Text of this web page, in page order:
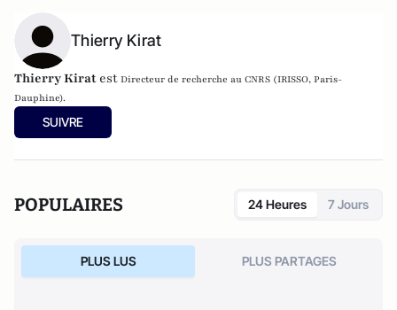
Thierry Kirat
Thierry Kirat est Directeur de recherche au CNRS (IRISSO, Paris-
Dauphine).
SUIVRE
POPULAIRES 24 Heures 7 Jours
PLUS LUS PLUS PARTAGES